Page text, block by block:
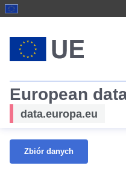
European
data.europa.eu
Zbiór danych